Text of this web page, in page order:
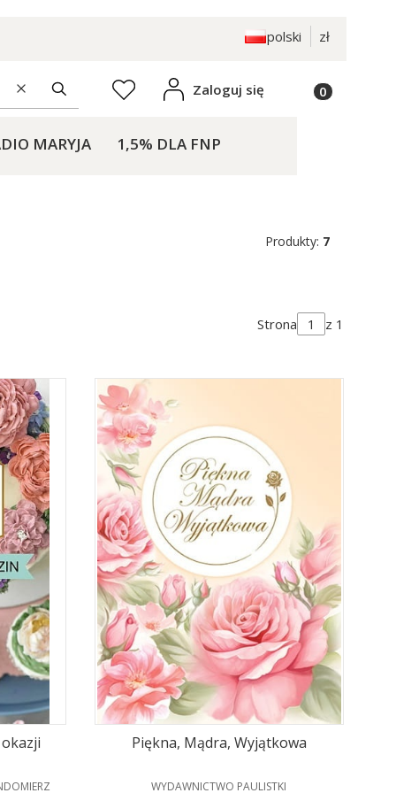
polski zł
WyczyśćSzukaj Ulubione Zaloguj się Produkty w
MARYJA 1,5% DLA FNP
Produkty: 7
Strona z 1
Piękna, Mądra, Wyjątkowa
PRODUCENT
WYDAWNICTWO PAULISTKI